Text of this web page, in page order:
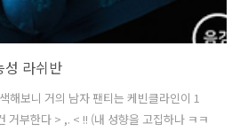
성 라쉬반
해보니 거의 남자 팬티는 케빈클라인이 1
거부한다 > ,. < !! (내 성향을 고집하나 ㅋㅋ